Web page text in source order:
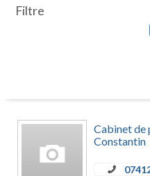
Botosani
Bucuresti
Calarasi
Articole
Filtre
Cabinet de
Constantin